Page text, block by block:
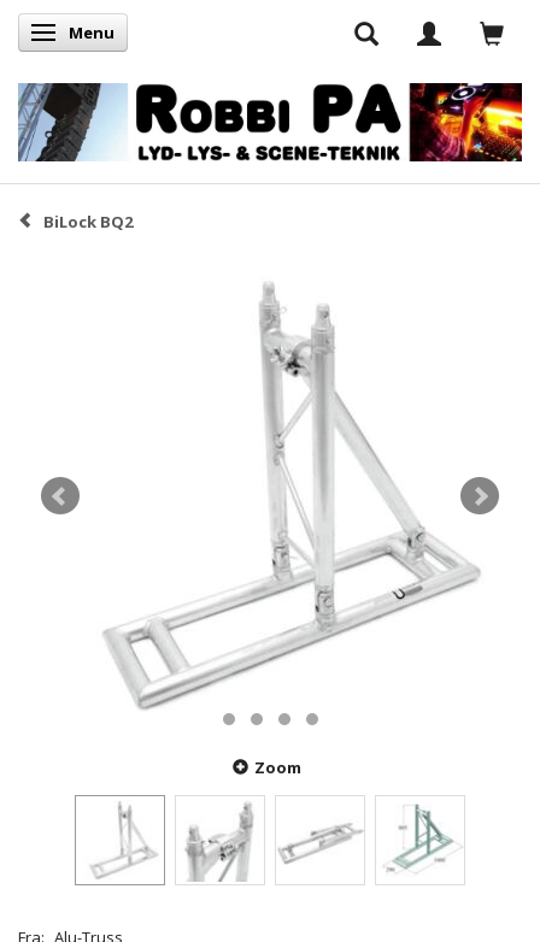
Skifte navigation
Menu
BiLock BQ2
Zoom
Fra: Alu-Truss